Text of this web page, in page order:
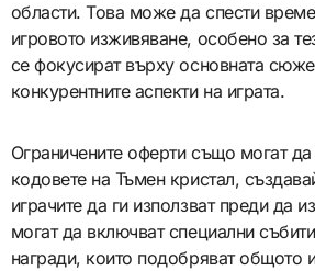
области. Това може да спести
игровото изживяване, особено за
се фокусират върху основната
конкурентните аспекти на играта.
Ограничените оферти също могат
кодовете на Тъмен кристал,
играчите да ги използват преди да
могат да включват специални
награди, които подобряват общото